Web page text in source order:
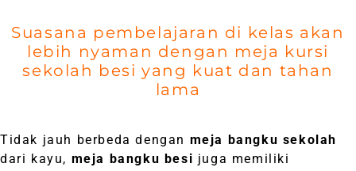
Suasana pembelajaran di kelas akan
lebih nyaman dengan meja kursi
sekolah besi yang kuat dan tahan
lama
Tidak jauh berbeda dengan meja bangku sekolah
dari kayu, meja bangku besi juga memiliki